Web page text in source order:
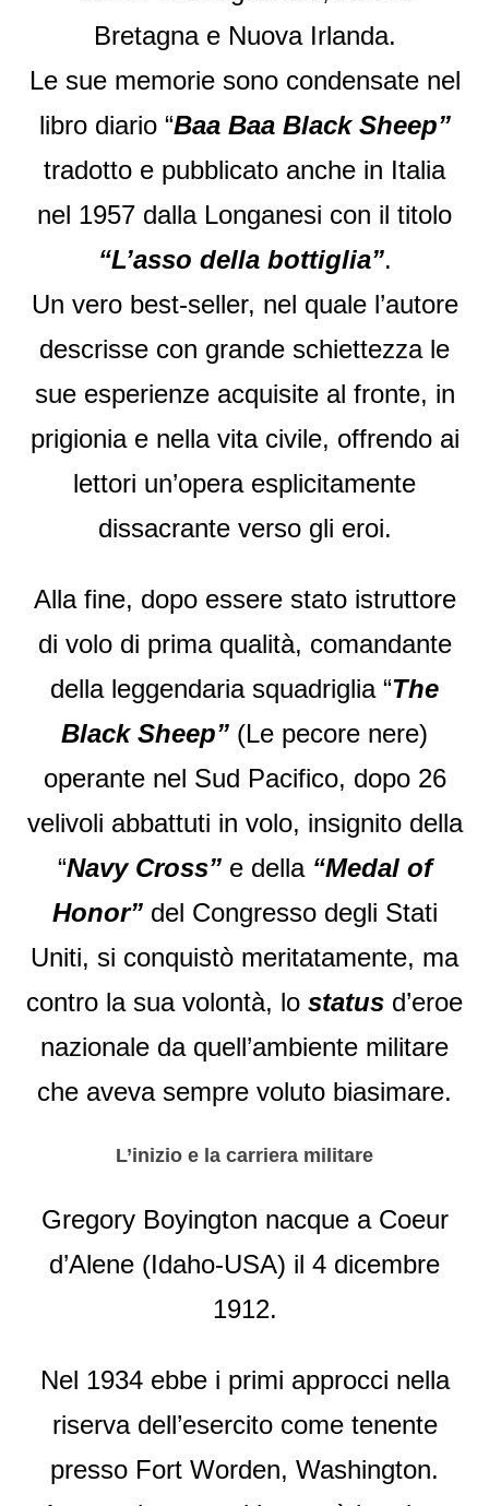
Bretagna e Nuova Irlanda.
Le sue memorie sono condensate nel
libro diario “Baa Baa Black Sheep”
tradotto e pubblicato anche in Italia
nel 1957 dalla Longanesi con il titolo
“L’asso della bottiglia”.
Un vero best-seller, nel quale l’autore
descrisse con grande schiettezza le
sue esperienze acquisite al fronte, in
prigionia e nella vita civile, offrendo ai
lettori un’opera esplicitamente
dissacrante verso gli eroi.
Alla fine, dopo essere stato istruttore
di volo di prima qualità, comandante
della leggendaria squadriglia “The
Black Sheep” (Le pecore nere)
operante nel Sud Pacifico, dopo 26
velivoli abbattuti in volo, insignito della
“Navy Cross”e della “Medal of
Honor”del Congresso degli Stati
Uniti, si conquistò meritatamente, ma
contro la sua volontà, lo status d’eroe
nazionale da quell’ambiente militare
che aveva sempre voluto biasimare.
L’inizio e la carriera militare
Gregory Boyington nacque a Coeur
d’Alene (Idaho-USA) il 4 dicembre
1912.
Nel 1934 ebbe i primi approcci nella
riserva dell’esercito come tenente
presso Fort Worden, Washington.